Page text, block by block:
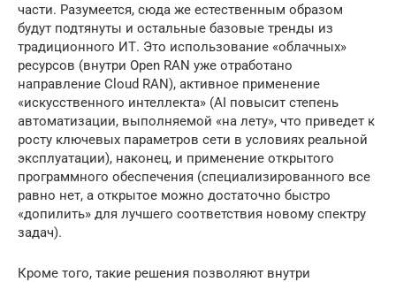
части. Разумеется, сюда же естественным образом
будут подтянуты и остальные базовые тренды из
традиционного ИТ. Это использование «облачных»
ресурсов (внутри Open RAN уже отработано
направление Cloud RAN), активное применение
«искусственного интеллекта» (AI повысит степень
автоматизации, выполняемой «на лету», что приведет к
росту ключевых параметров сети в условиях реальной
эксплуатации), наконец, и применение открытого
программного обеспечения (специализированного все
равно нет, а открытое можно достаточно быстро
«допилить» для лучшего соответствия новому спектру
задач).
Кроме того, такие решения позволяют внутри